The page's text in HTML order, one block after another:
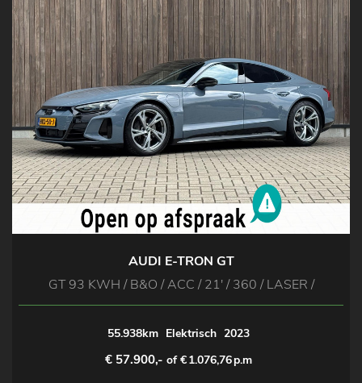
AUDI E-TRON GT
GT 93 KWH / B&O / ACC / 21' / 360 / LASER /
55.938km Elektrisch 2023
€ 57.900,- of €1.076,76p.m